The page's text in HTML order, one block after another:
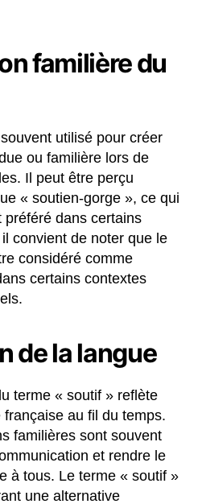
familière du
utilisé pour créer
ou familière lors de
Il peut être perçu
« soutien-gorge », ce qui
dans certains
convient de noter que le
considéré comme
certains contextes
de la langue
terme « soutif » reflète
française au fil du temps.
familières sont souvent
et rendre le
à tous. Le terme « soutif »
une alternative